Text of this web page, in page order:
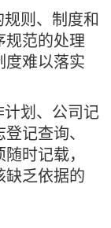
则、制度和
规范的处理
度难以落实
计划、公司记
记查询、
时记载，
缺乏依据的